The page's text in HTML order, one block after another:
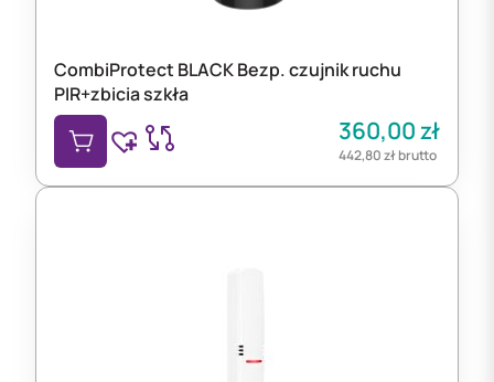
CombiProtect BLACK Bezp. czujnik ruchu
PIR+zbicia szkła
360,00zł
442,80złbrutto